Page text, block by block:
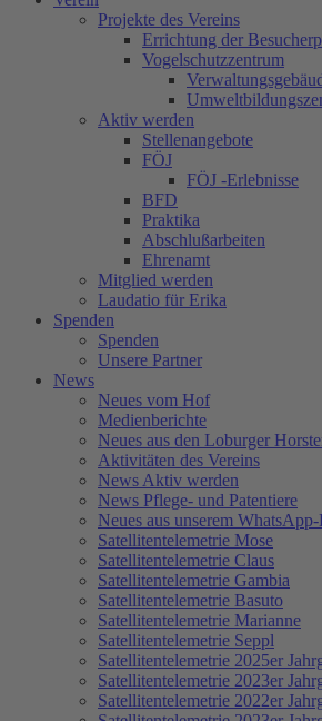
Projekte des Vereins
Errichtung der
Vogelschutzzentrum
Aktiv werden
Stellenangebote
FÖJ
FÖJ -Erlebnisse
BFD
Praktika
Abschlußarbeiten
Ehrenamt
Mitglied werden
Laudatio für Erika
Spenden
Spenden
Unsere Partner
News
Neues vom Hof
Medienberichte
Neues aus den Loburger
Aktivitäten des Vereins
News Aktiv werden
News Pflege- und Patentiere
Neues aus unserem
Satellitentelemetrie Mose
Satellitentelemetrie Claus
Satellitentelemetrie Gambia
Satellitentelemetrie Basuto
Satellitentelemetrie Marianne
Satellitentelemetrie Seppl
Satellitentelemetrie 2025er
Satellitentelemetrie 2023er
Satellitentelemetrie 2022er